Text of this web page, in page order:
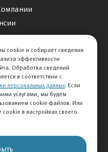
60-60
cookie и собирает сведения
эффективности
Обработка сведений
в соответствии с
персональных данных. Если
услугами, мы будем
cookie-файлов. Или
в настройках своего